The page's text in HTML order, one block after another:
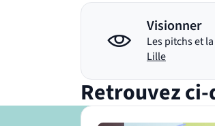
Visionner
Les pitchs et
Lille(nouvelle
Retrouvez